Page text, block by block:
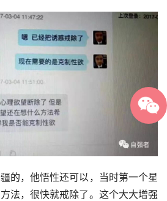
的，他悟性还可以，当时第一个星
法，很快就戒除了。这个大大增强